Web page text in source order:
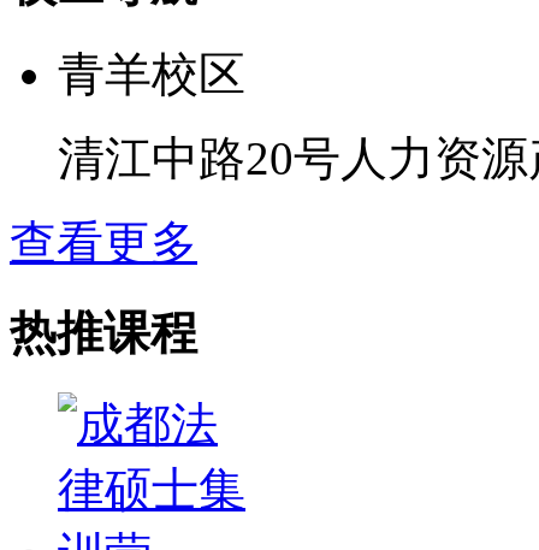
青羊校区
清江中路20号人力资
查看更多
热推课程